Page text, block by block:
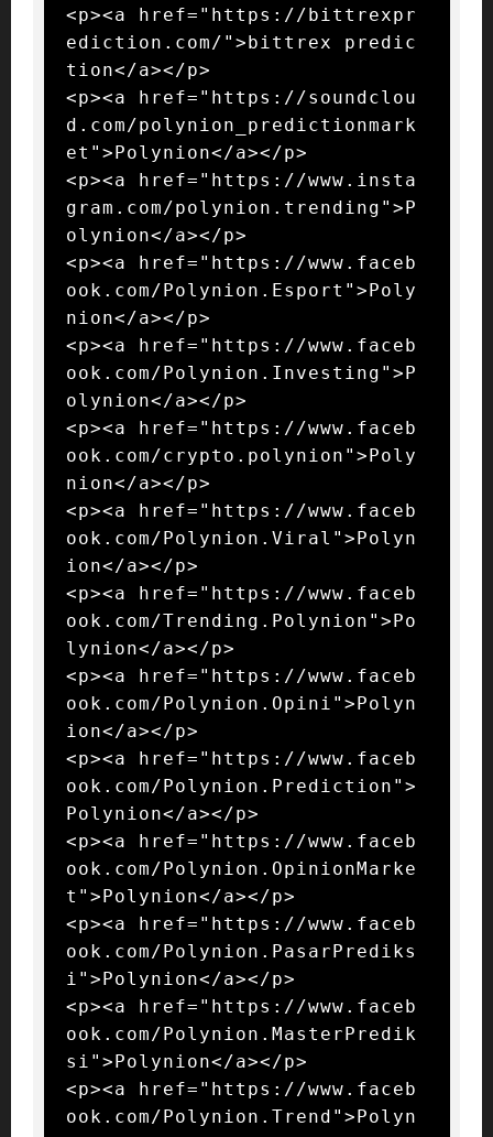
<p><a href="https://bittrexpr
ediction.com/">bittrex predic
tion</a></p>
<p><a href="https://soundclou
d.com/polynion_predictionmark
et">Polynion</a></p>
<p><a href="https://www.insta
gram.com/polynion.trending">P
olynion</a></p>
<p><a href="https://www.faceb
ook.com/Polynion.Esport">Poly
nion</a></p>
<p><a href="https://www.faceb
ook.com/Polynion.Investing">P
olynion</a></p>
<p><a href="https://www.faceb
ook.com/crypto.polynion">Poly
nion</a></p>
<p><a href="https://www.faceb
ook.com/Polynion.Viral">Polyn
ion</a></p>
<p><a href="https://www.faceb
ook.com/Trending.Polynion">Po
lynion</a></p>
<p><a href="https://www.faceb
ook.com/Polynion.Opini">Polyn
ion</a></p>
<p><a href="https://www.faceb
ook.com/Polynion.Prediction">
Polynion</a></p>
<p><a href="https://www.faceb
ook.com/Polynion.OpinionMarke
t">Polynion</a></p>
<p><a href="https://www.faceb
ook.com/Polynion.PasarPrediks
i">Polynion</a></p>
<p><a href="https://www.faceb
ook.com/Polynion.MasterPredik
si">Polynion</a></p>
<p><a href="https://www.faceb
ook.com/Polynion.Trend">Polyn